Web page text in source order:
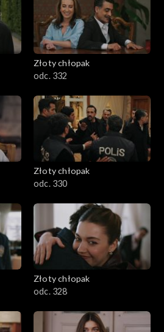
Złoty chłopak
odc. 332
Złoty chłopak
odc. 330
Złoty chłopak
odc. 328